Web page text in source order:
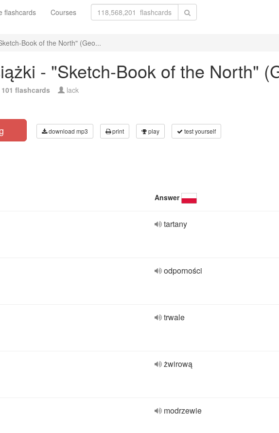
flashcards Courses
Book of the North" (Geo...
- "Sketch-Book of the North"
101 flashcards lack
download mp3 print play test yourself
Answer
tartany
odporności
trwale
żwirową
modrzewie